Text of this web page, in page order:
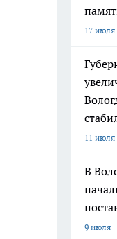
17 июля
11 июля
В
9 июля